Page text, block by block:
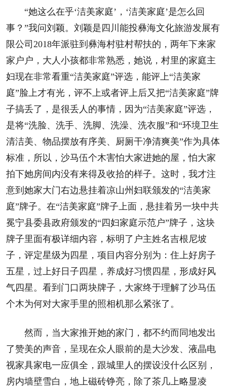
“她这么在乎‘洁美家庭’，‘洁美家庭’是怎么回
事？”我问刘颖。刘颖是四川能投彝海文化旅游发展有
限公司2018年派驻到彝海村驻村帮扶的，两年下来家
家户户，大人小孩都非常熟悉，她说，村里的家庭主
妇现在非常看重“洁美家庭”评选，能评上“洁美家
庭”脸上才有光，评不上或者评上后又把“洁美家庭”牌
子搞丢了，是很丢人的事情，因为“洁美家庭”评选，
是将“洗脸、洗手、洗脚、洗澡、洗衣服”和“环境卫生
清洁美、物品摆放有序美、厨厕干净清爽美”作为具体
标准，所以，沙马伍个木害怕大家进她的屋，怕大家
拍下她房间内没有来得及收拾的样子。这时，我才注
意到她家大门右边悬挂着凉山州妇联颁发的“洁美家
庭”牌子。在“洁美家庭”牌子上面，悬挂着另一块中共
冕宁县委县政府颁发的“四妇家庭示范户”牌子，这块
牌子里面有极详细内容，标明了户主姓名吉根尼坡
子，评定星级为四星，项目内容分别为：住上好房子
五星，过上好日子四星，养成好习惯四星，形成好风
气四星。看到门口两块牌子，大家终于理解了沙马伍
个木为何对大家手里的照相机那么紧张了。
然而，当大家推开她的家门，都不约而同地发出
了赞美的声音，呈现在众人眼前的是大沙发、液晶电
视家具家电一应俱全，跟城里人的摆设没什么区别，
房内墙壁雪白，地上磁砖铮亮，除了茶几上略显凌